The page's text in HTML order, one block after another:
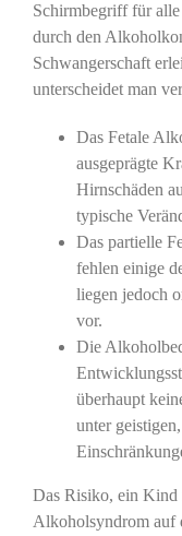
Schirmbegriff für
durch den
Schwangerschaft
unterscheidet man
Das Fetale
ausgeprägte
Hirnschäden
typische
Das partielle
fehlen einige
liegen jedoch
vor.
Die
überhaupt
unter
Das Risiko, ein Kind
Alkoholsyndrom auf